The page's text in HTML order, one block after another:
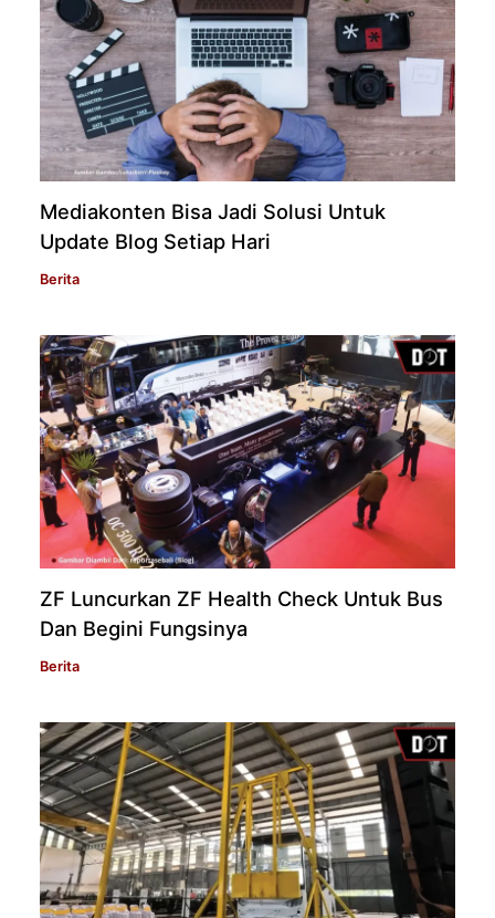
Mediakonten Bisa Jadi Solusi Untuk
Update Blog Setiap Hari
Berita
ZF Luncurkan ZF Health Check Untuk Bus
Dan Begini Fungsinya
Berita